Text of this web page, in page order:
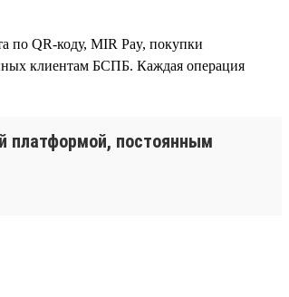
по QR-коду, MIR Pay, покупки
клиентам БСПБ. Каждая операция
платформой, постоянным